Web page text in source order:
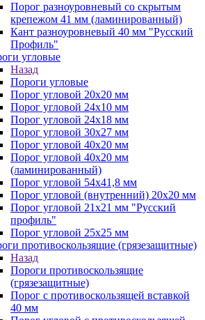
Порог разноуровневый со скрытым
крепежом 41 мм (ламинированный)
Кант разноуровневый 40 мм "Русский
Профиль"
угловые
Назад
Пороги угловые
Порог угловой 20х20 мм
Порог угловой 24х10 мм
Порог угловой 24х18 мм
Порог угловой 30х27 мм
Порог угловой 40х20 мм
Порог угловой 40х20 мм
(ламинированный)
Порог угловой 54х41,8 мм
Порог угловой (внутренний) 20х20 мм
Порог угловой 21х21 мм "Русский
профиль"
Порог угловой 25х25 мм
противоскользящие (грязезащитные)
Назад
Пороги противоскользящие
(грязезащитные)
Порог с противоскользящей вставкой
40 мм